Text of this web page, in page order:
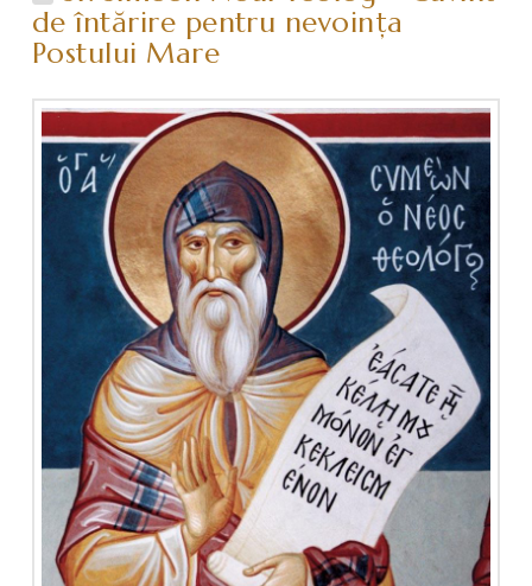
de întărire pentru nevoinţa
Postului Mare